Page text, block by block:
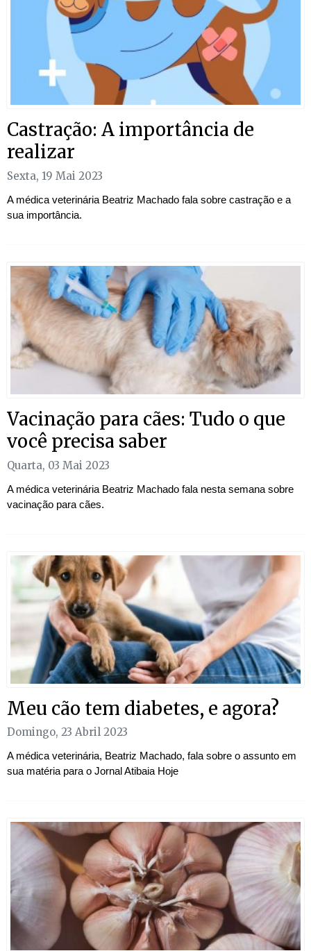
Castração: A importância de
realizar
Sexta, 19 Mai 2023
A médica veterinária Beatriz Machado fala sobre castração e a
sua importância.
Vacinação para cães: Tudo o que
você precisa saber
Quarta, 03 Mai 2023
A médica veterinária Beatriz Machado fala nesta semana sobre
vacinação para cães.
Meu cão tem diabetes, e agora?
Domingo, 23 Abril 2023
A médica veterinária, Beatriz Machado, fala sobre o assunto em
sua matéria para o Jornal Atibaia Hoje